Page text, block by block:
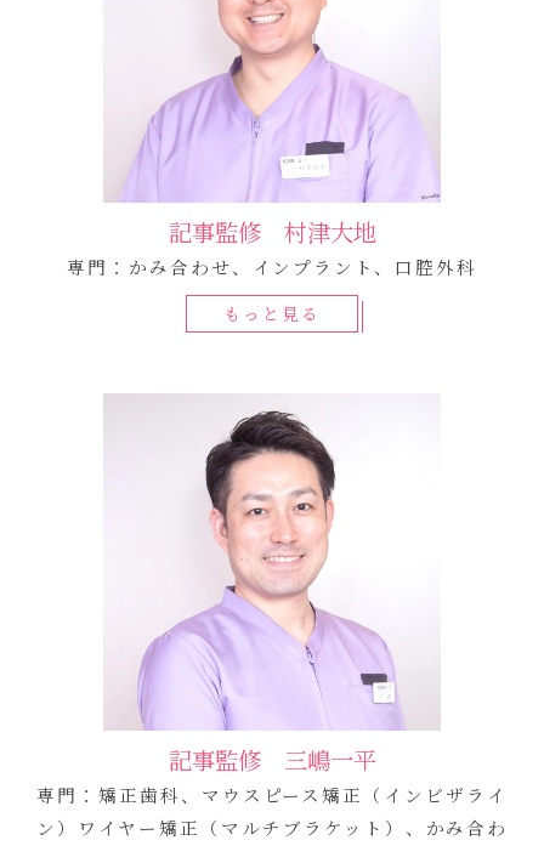
記事監修 村津大地
専門：かみ合わせ、インプラント、口腔外科
もっと見る
記事監修 三嶋一平
専門：矯正歯科、マウスピース矯正（インビザライ
ン）ワイヤー矯正（マルチブラケット）、かみ合わ